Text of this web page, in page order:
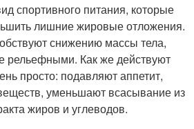
спортивного питания, которые
лишние жировые отложения.
снижению массы тела,
Как же действуют
просто: подавляют аппетит,
уменьшают всасывание из
жиров и углеводов.